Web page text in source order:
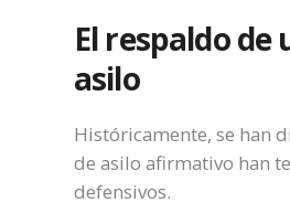
El respaldo de
asilo
Históricamente, se han
de asilo afirmativo han
defensivos.